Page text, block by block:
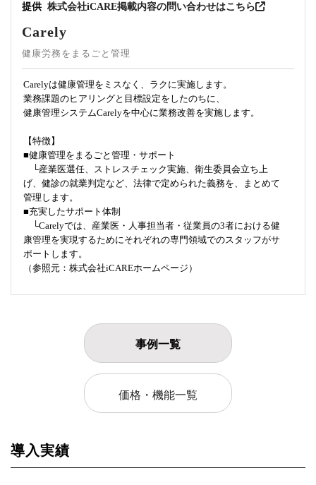
提供 株式会社iCARE掲載内容の問い合わせはこちら
Carely
健康労務をまるごと管理
Carelyは健康管理をミスなく、ラクに実施します。
業務課題のヒアリングと目標設定をしたのちに、
健康管理システムCarelyを中心に業務改善を実施します。
【特徴】
■健康管理をまるごと管理・サポート
└産業医選任、ストレスチェック実施、衛生委員会立ち上
げ、健診の就業判定など、法律で定められた義務を、まとめて
管理します。
■充実したサポート体制
└Carelyでは、産業医・人事担当者・従業員の3者における健
康管理を実現するためにそれぞれの専門領域でのスタッフがサ
ポートします。
（参照元：株式会社iCAREホームページ）
事例一覧
価格・機能一覧
導入実績